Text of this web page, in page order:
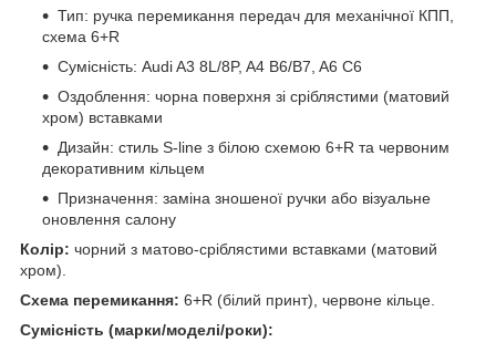
Тип: ручка перемикання передач для механічної КПП,
схема 6+R
Сумісність: Audi A3 8L/8P, A4 B6/B7, A6 C6
Оздоблення: чорна поверхня зі сріблястими (матовий
хром) вставками
Дизайн: стиль S-line з білою схемою 6+R та червоним
декоративним кільцем
Призначення: заміна зношеної ручки або візуальне
оновлення салону
Колір: чорний з матово-сріблястими вставками (матовий
хром).
Схема перемикання: 6+R (білий принт), червоне кільце.
Сумісність (марки/моделі/роки):